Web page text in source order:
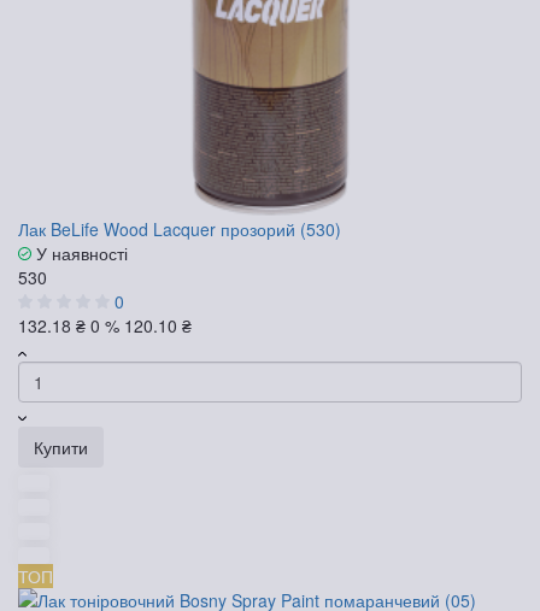
Лак BeLife Wood Lacquer прозорий (530)
У наявності
530
0
132.18 ₴ 0 % 120.10 ₴
Купити
ТОП